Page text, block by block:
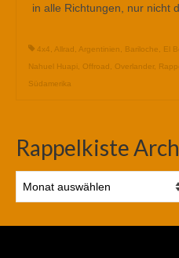
in alle Richtungen, nur nicht
4x4 Allrad Argentinien Bariloche El
Nahuel Huapi
Offroad Overlander,
Südamerika
Rappelkiste
Archiv